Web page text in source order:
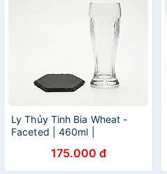
Ly Thủy Tinh Bia Wheat -
Faceted | 460ml |
175.000 đ